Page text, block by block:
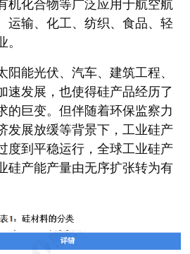
机化合物等广泛应用于航空航
运输、化工、纺织、食品、轻
阳能光伏、汽车、建筑工程、
速发展，也使得硅产品经历了
的巨变。但伴随着环保监察力
发展放缓等背景下，工业硅产
度到平稳运行，全球工业硅产
硅产能产量由无序扩张转为有